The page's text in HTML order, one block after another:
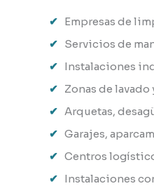
Empresas de
Servicios de
Instalaciones
Zonas de
Arquetas,
Garajes,
Centros
Instalaciones